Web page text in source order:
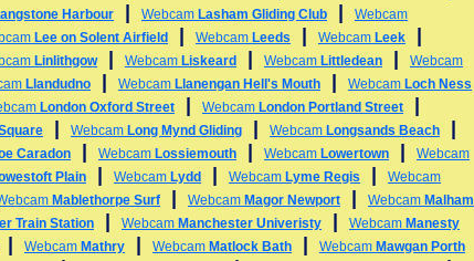
Harbour Webcam Lasham Gliding Club
Webcam
Lee on Solent Airfield Webcam Leeds Webcam Leek
Linlithgow Webcam Liskeard Webcam Littledean
Webcam
Llandudno Webcam Llanengan Hell's Mouth Webcam Loch Ness
London Oxford Street Webcam London Portland Street
Webcam Long Mynd Gliding Webcam Longsands Beach
Caradon Webcam Lossiemouth Webcam Lowertown
Webcam
Plain Webcam Lydd Webcam Lyme Regis
Webcam
Mablethorpe Surf Webcam Magor Newport Webcam Malham
Train Station Webcam Manchester Univeristy Webcam Manesty
Webcam Mathry Webcam Matlock Bath Webcam Mawgan Porth